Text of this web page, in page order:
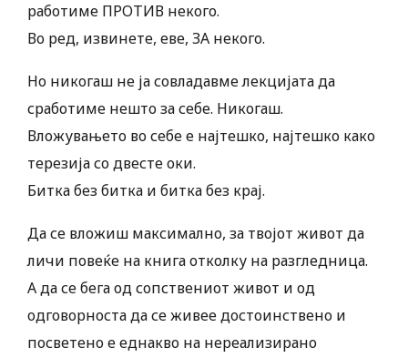
работиме ПРОТИВ некого.
Во ред, извинете, еве, ЗА некого.
Но никогаш не ја совладавме лекцијата да
сработиме нешто за себе. Никогаш.
Вложувањето во себе е најтешко, најтешко како
терезија со двесте оки.
Битка без битка и битка без крај.
Да се вложиш максимално, за твојот живот да
личи повеќе на книга отколку на разгледница.
А да се бега од сопствениот живот и од
одговорноста да се живее достоинствено и
посветено е еднакво на нереализирано